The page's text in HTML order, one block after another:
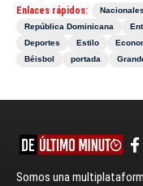
Enlaces rápidos: Nacionales
República Dominicana
Deportes
Estilo
Béisbol
portada
Somos una